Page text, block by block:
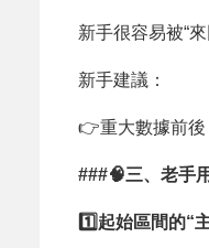
新手很容易被“
新手建議：
👉重大數據前後
###🧠三、老手
1️⃣起始區間的“